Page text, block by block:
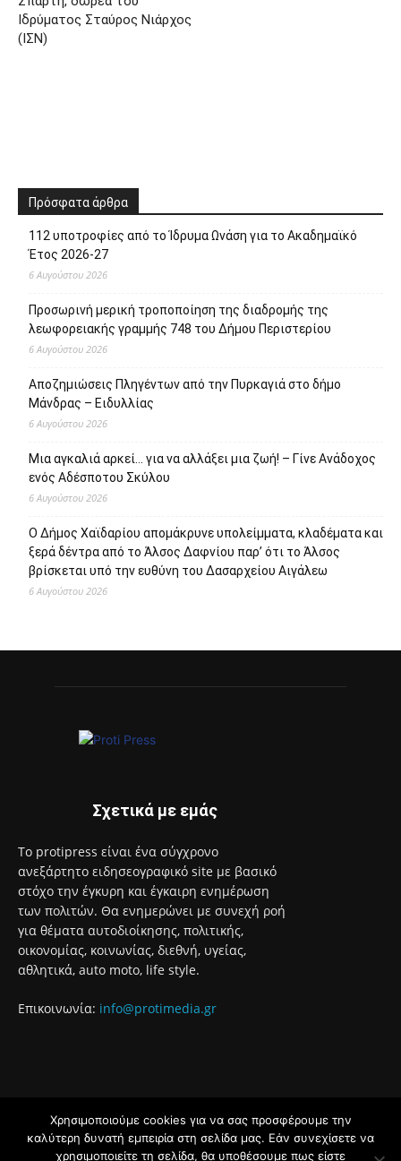
Ιδρύματος Σταύρος Νιάρχος
(ΙΣΝ)
Πρόσφατα άρθρα
112 υποτροφίες από το Ίδρυμα Ωνάση για το Ακαδημαϊκό
Μια αγκαλιά αρκεί… για να αλλάξει μια ζωή! – Γίνε Ανάδοχος
ενός Αδέσποτου Σκύλου
6 Αυγούστου 2026
Ο Δήμος Χαϊδαρίου απομάκρυνε υπολείμματα, κλαδέματα και
ξερά δέντρα από το Άλσος Δαφνίου παρ’ ότι το Άλσος
βρίσκεται υπό την ευθύνη του Δασαρχείου Αιγάλεω
6 Αυγούστου 2026
Χρησιμοποιούμε cookies για να σας προσφέρουμε την
καλύτερη δυνατή εμπειρία στη σελίδα μας. Εάν συνεχίσετε να
χρησιμοποιείτε τη σελίδα, θα υποθέσουμε πως είστε